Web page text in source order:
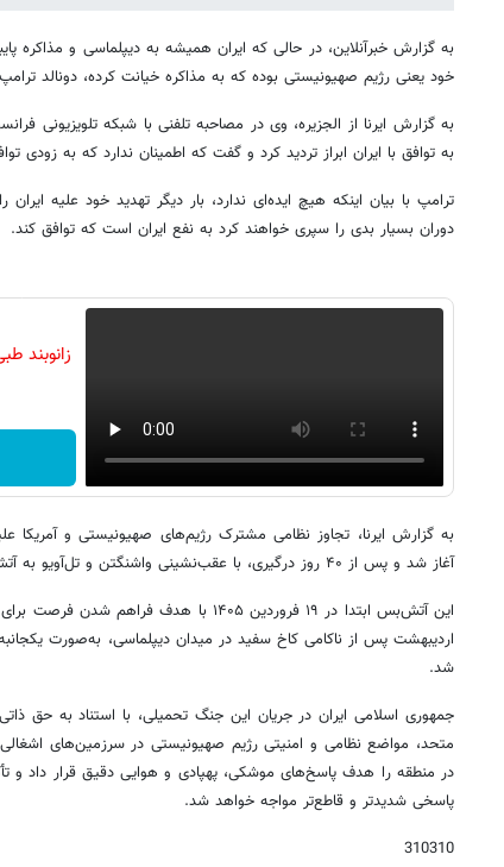
به گزارش خبرآنلاین، در حالی که ایران همیشه به دیپلماسی و مذاکره
خود یعنی رژیم صهیونیستی بوده که به مذاکره خیانت کرده، دونالد
به گزارش ایرنا از الجزیره، وی در مصاحبه تلفنی با شبکه تلویزیونی
به توافق با ایران ابراز تردید کرد و گفت که اطمینان ندارد که به زودی
ترامپ با بیان اینکه هیچ ایده‌ای ندارد، بار دیگر تهدید خود علیه
دوران بسیار بدی را سپری خواهند کرد به نفع ایران است که توافق کند.
زانوبند
آغاز شد و پس از ۴۰ روز درگیری، با عقب‌نشینی واشنگتن و تل‌آویو به آتش‌بس منتهی شد.
این آتش‌بس ابتدا در ۱۹ فروردین ۱۴۰۵ با
اردیبهشت پس از ناکامی کاخ سفید در میدان دیپلماسی، به‌صورت
شد.
متحد، مواضع نظامی و امنیتی رژیم صهیونیستی در سرزمین‌های اشغالی و
در منطقه را هدف پاسخ‌های موشکی، پهپادی و هوایی دقیق قرار داد و
پاسخی شدیدتر و قاطع‌تر مواجه خواهد شد.
310310